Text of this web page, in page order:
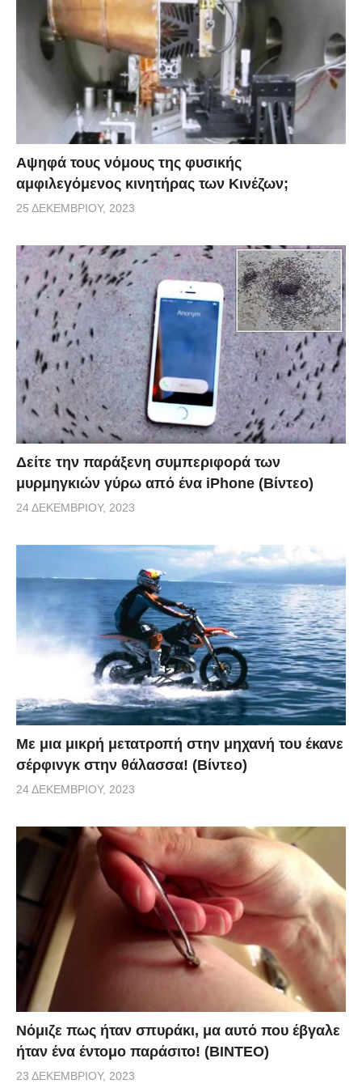
αποτελούν το αποδεικτικό υλικό της αναπάντεχης
συνάντησής μας. Διαφορετικά θα μας έλεγαν ότι
έχουμε καπνίσει κάποιο από τα »βαριά» και
φημισμένα τσιγάρα της περιοχής μας».
apokalypseis]
Αψηφά τους νόμους της φυσικής
αμφιλεγόμενος κινητήρας των Κινέζων;
25 ΔΕΚΕΜΒΡΊΟΥ, 2023
Δείτε την παράξενη συμπεριφορά των
μυρμηγκιών γύρω από ένα iPhone (Βίντεο)
24 ΔΕΚΕΜΒΡΊΟΥ, 2023
Με μια μικρή μετατροπή στην μηχανή του έκανε
σέρφινγκ στην θάλασσα! (Βίντεο)
24 ΔΕΚΕΜΒΡΊΟΥ, 2023
Νόμιζε πως ήταν σπυράκι, μα αυτό που έβγαλε
ήταν ένα έντομο παράσιτο! (BINTEO)
23 ΔΕΚΕΜΒΡΊΟΥ, 2023